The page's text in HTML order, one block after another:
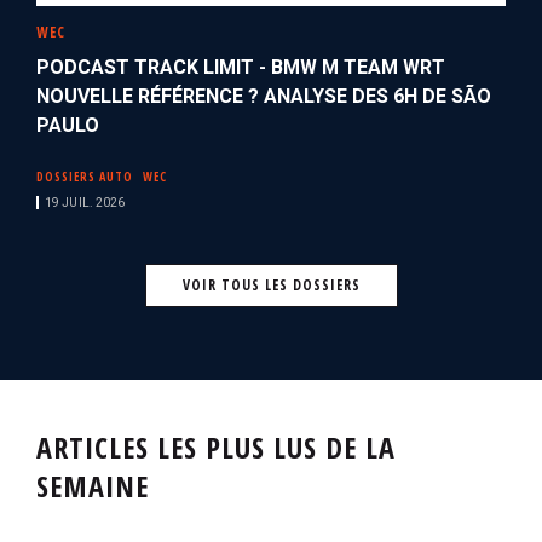
WEC
PODCAST TRACK LIMIT - BMW M TEAM WRT
NOUVELLE RÉFÉRENCE ? ANALYSE DES 6H DE SÃO
PAULO
DOSSIERS AUTO WEC
19 JUIL. 2026
VOIR TOUS LES DOSSIERS
ARTICLES LES PLUS LUS DE LA
SEMAINE